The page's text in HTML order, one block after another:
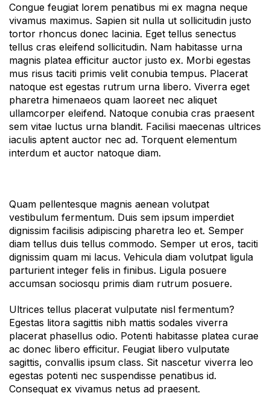
Congue feugiat lorem penatibus mi ex magna neque
vivamus maximus. Sapien sit nulla ut sollicitudin justo
tortor rhoncus donec lacinia. Eget tellus senectus
tellus cras eleifend sollicitudin. Nam habitasse urna
magnis platea efficitur auctor justo ex. Morbi egestas
mus risus taciti primis velit conubia tempus. Placerat
natoque est egestas rutrum urna libero. Viverra eget
pharetra himenaeos quam laoreet nec aliquet
ullamcorper eleifend. Natoque conubia cras praesent
sem vitae luctus urna blandit. Facilisi maecenas ultrices
iaculis aptent auctor nec ad. Torquent elementum
interdum et auctor natoque diam.
Quam pellentesque magnis aenean volutpat
vestibulum fermentum. Duis sem ipsum imperdiet
dignissim facilisis adipiscing pharetra leo et. Semper
diam tellus duis tellus commodo. Semper ut eros, taciti
dignissim quam mi lacus. Vehicula diam volutpat ligula
parturient integer felis in finibus. Ligula posuere
accumsan sociosqu primis diam rutrum posuere.
Ultrices tellus placerat vulputate nisl fermentum?
Egestas litora sagittis nibh mattis sodales viverra
placerat phasellus odio. Potenti habitasse platea curae
ac donec libero efficitur. Feugiat libero vulputate
sagittis, convallis ipsum class. Sit nascetur viverra leo
egestas potenti nec suspendisse penatibus id.
Consequat ex vivamus netus ad praesent.